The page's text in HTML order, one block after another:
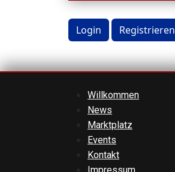
Login Registrieren
Willkommen
News
Marktplatz
Events
Kontakt